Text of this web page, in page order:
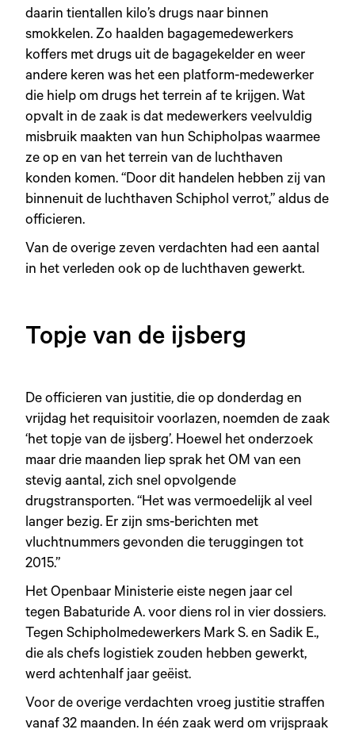
daarin tientallen kilo’s drugs naar binnen
smokkelen. Zo haalden bagagemedewerkers
koffers met drugs uit de bagagekelder en weer
andere keren was het een platform-medewerker
die hielp om drugs het terrein af te krijgen. Wat
opvalt in de zaak is dat medewerkers veelvuldig
misbruik maakten van hun Schipholpas waarmee
ze op en van het terrein van de luchthaven
konden komen. “Door dit handelen hebben zij van
binnenuit de luchthaven Schiphol verrot,” aldus de
officieren.
Van de overige zeven verdachten had een aantal
in het verleden ook op de luchthaven gewerkt.
Topje van de ijsberg
De officieren van justitie, die op donderdag en
vrijdag het requisitoir voorlazen, noemden de zaak
‘het topje van de ijsberg’. Hoewel het onderzoek
maar drie maanden liep sprak het OM van een
stevig aantal, zich snel opvolgende
drugstransporten. “Het was vermoedelijk al veel
langer bezig. Er zijn sms-berichten met
vluchtnummers gevonden die teruggingen tot
2015.”
Het Openbaar Ministerie eiste negen jaar cel
tegen Babaturide A. voor diens rol in vier dossiers.
Tegen Schipholmedewerkers Mark S. en Sadik E.,
die als chefs logistiek zouden hebben gewerkt,
werd achtenhalf jaar geëist.
Voor de overige verdachten vroeg justitie straffen
vanaf 32 maanden. In één zaak werd om vrijspraak